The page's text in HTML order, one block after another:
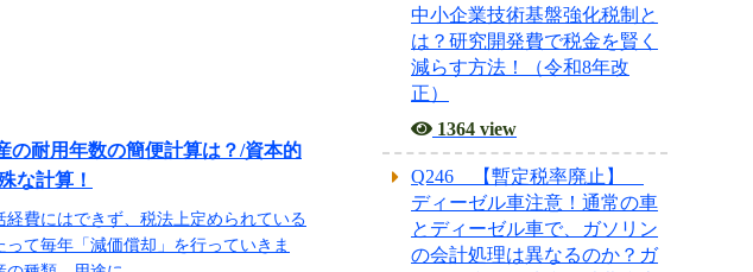
耐用年数の簡便計算は？/資本的
な計算！
経費にはできず、税法上定められている
て毎年「減価償却」を行っていきま
中小企業技術基盤強化税制と
は？研究開発費で税金を賢く
減らす方法！（令和8年改
正）
1364 view
Q246 【暫定税率廃止】
ディーゼル車注意！通常の車
とディーゼル車で、ガソリン
の会計処理は異なるのか？ガ